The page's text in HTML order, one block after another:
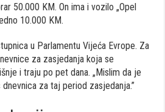
50.000 KM. On ima i vozilo „Opel
10.000 KM.
u Parlamentu Vijeća Evrope. Za
za zasjedanja koja se
i traju po pet dana. „Mislim da je
za taj period zasjedanja.”